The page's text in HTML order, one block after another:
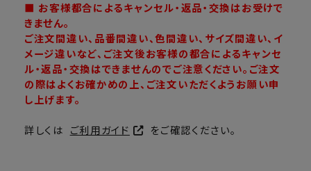
■ お客様都合によるキャンセル・返品・交換はお受けで
きません。
ご注文間違い、品番間違い、色間違い、サイズ間違い、イ
メージ違いなど、ご注文後お客様の都合によるキャンセ
ル・返品・交換はできませんのでご注意ください。ご注文
の際はよくお確かめの上、ご注文いただくようお願い申
し上げます。
詳しくは ご利用ガイド をご確認ください。